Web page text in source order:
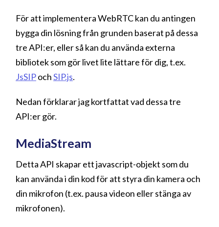
För att implementera WebRTC kan du antingen
bygga din lösning från grunden baserat på dessa
tre API:er, eller så kan du använda externa
bibliotek som gör livet lite lättare för dig, t.ex.
JsSIPochSIP.js.
Nedan förklarar jag kortfattat vad dessa tre
API:er gör.
MediaStream
Detta API skapar ett javascript-objekt som du
kan använda i din kod för att styra din kamera och
din mikrofon (t.ex. pausa videon eller stänga av
mikrofonen).